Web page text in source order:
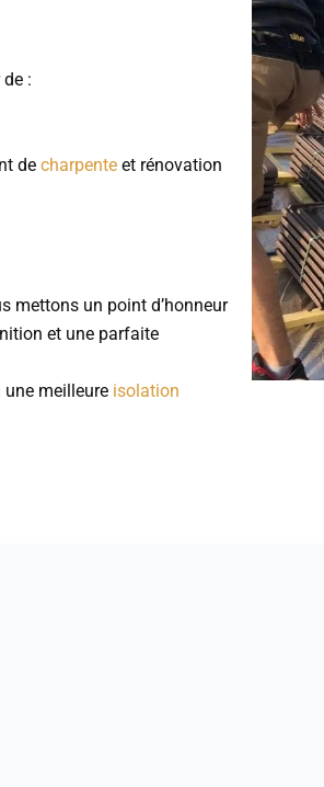
de :
de charpente et rénovation
mettons un point d’honneur
et une parfaite
meilleure isolation